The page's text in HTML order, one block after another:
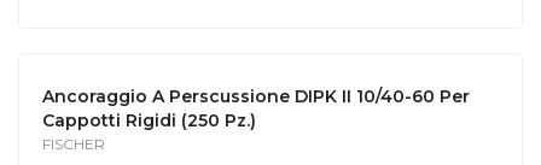
Ancoraggio A Perscussione DIPK II 10/40-60 Per
Cappotti Rigidi (250 Pz.)
FISCHER